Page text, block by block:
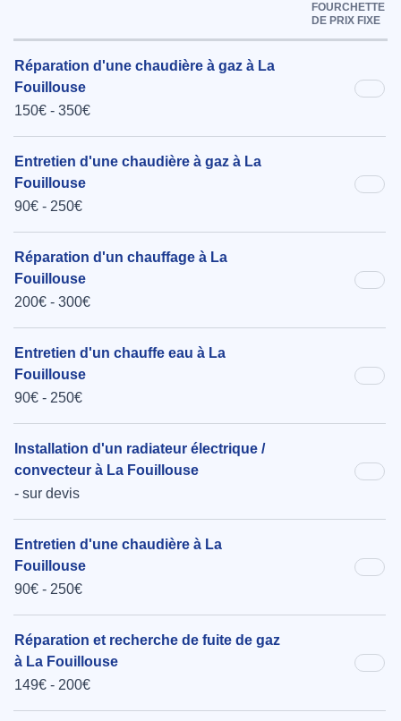
FOURCHETTE
DE PRIX FIXE
Réparation d'une chaudière à gaz à La
Fouillouse
150€ - 350€
Entretien d'une chaudière à gaz à La
Fouillouse
90€ - 250€
Réparation d'un chauffage à La
Fouillouse
200€ - 300€
Entretien d'un chauffe eau à La
Fouillouse
90€ - 250€
Installation d'un radiateur électrique /
convecteur à La Fouillouse
- sur devis
Entretien d'une chaudière à La
Fouillouse
90€ - 250€
Réparation et recherche de fuite de gaz
à La Fouillouse
149€ - 200€